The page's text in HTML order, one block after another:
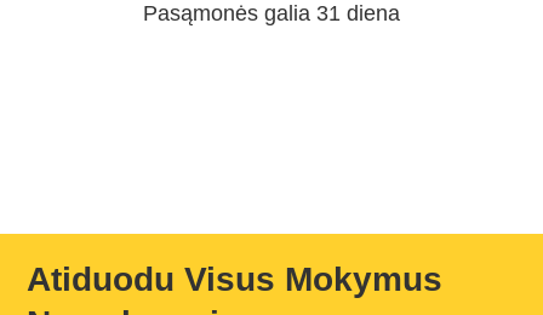
Pasąmonės galia 31 diena
Atiduodu Visus Mokymus